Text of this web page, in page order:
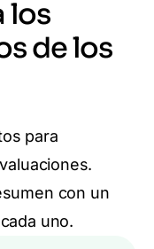
los
de los
para
con un
uno.